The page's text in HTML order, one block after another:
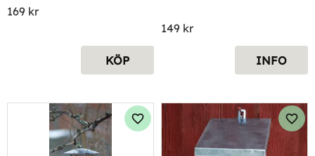
169 kr
KÖP
149 kr
INFO
Lägg till i favoriter